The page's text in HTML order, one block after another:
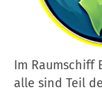
Im Raumschiff
alle sind Teil